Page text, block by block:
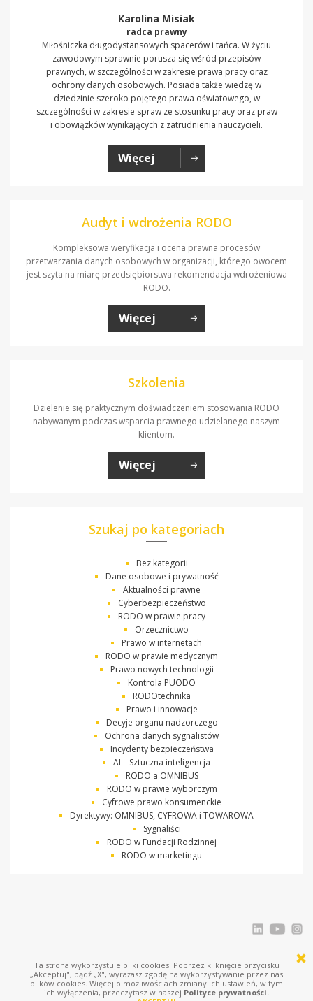
Karolina Misiak
radca prawny
Miłośniczka długodystansowych spacerów i tańca. W życiu
zawodowym sprawnie porusza się wśród przepisów
prawnych, w szczególności w zakresie prawa pracy oraz
ochrony danych osobowych. Posiada także wiedzę w
dziedzinie szeroko pojętego prawa oświatowego, w
szczególności w zakresie spraw ze stosunku pracy oraz praw
i obowiązków wynikających z zatrudnienia nauczycieli.
Więcej
Audyt i wdrożenia RODO
Kompleksowa weryfikacja i ocena prawna procesów
przetwarzania danych osobowych w organizacji, którego owocem
jest szyta na miarę przedsiębiorstwa rekomendacja wdrożeniowa
RODO.
Więcej
Szkolenia
Dzielenie się praktycznym doświadczeniem stosowania RODO
nabywanym podczas wsparcia prawnego udzielanego naszym
klientom.
Więcej
Szukaj po kategoriach
Bez kategorii
Dane osobowe i prywatność
Aktualności prawne
Cyberbezpieczeństwo
RODO w prawie pracy
Orzecznictwo
Prawo w internetach
RODO w prawie medycznym
Prawo nowych technologii
Kontrola PUODO
RODOtechnika
Prawo i innowacje
Decyje organu nadzorczego
Ochrona danych sygnalistów
Incydenty bezpieczeństwa
AI – Sztuczna inteligencja
RODO a OMNIBUS
RODO w prawie wyborczym
Cyfrowe prawo konsumenckie
Dyrektywy: OMNIBUS, CYFROWA i TOWAROWA
Sygnaliści
RODO w Fundacji Rodzinnej
RODO w marketingu
© Ostrowski i Wspólnicy | www.ostrowski.legal| Wszystkie prawa zastrzeżone
Licznik odwiedziń: 687771
Ta strona wykorzystuje pliki cookies. Poprzez kliknięcie przycisku
„Akceptuj", bądź „X", wyrażasz zgodę na wykorzystywanie przez nas
plików cookies. Więcej o możliwościach zmiany ich ustawień, w tym
ich wyłączenia, przeczytasz w naszej Polityce prywatności.